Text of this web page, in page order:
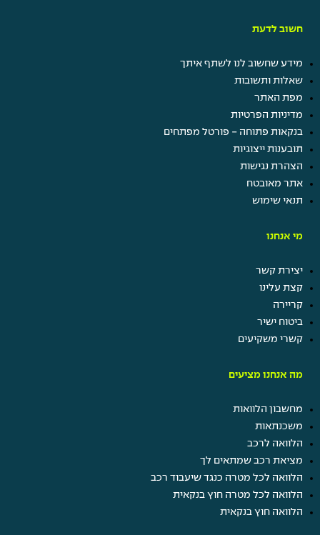
חשוב לדעת
מידע שחשוב לנו לשתף איתך
שאלות ותשובות
מפת האתר
מדיניות הפרטיות
בנקאות פתוחה - פורטל מפתחים
תובענות ייצוגיות
הצהרת נגישות
אתר מאובטח
תנאי שימוש
מי אנחנו
יצירת קשר
קצת עלינו
קריירה
ביטוח ישיר
קשרי משקיעים
מה אנחנו מציעים
מחשבון הלוואות
משכנתאות
הלוואה לרכב
מציאת רכב שמתאים לך
הלוואה לכל מטרה כנגד שיעבוד רכב
הלוואה לכל מטרה חוץ בנקאית
הלוואה חוץ בנקאית